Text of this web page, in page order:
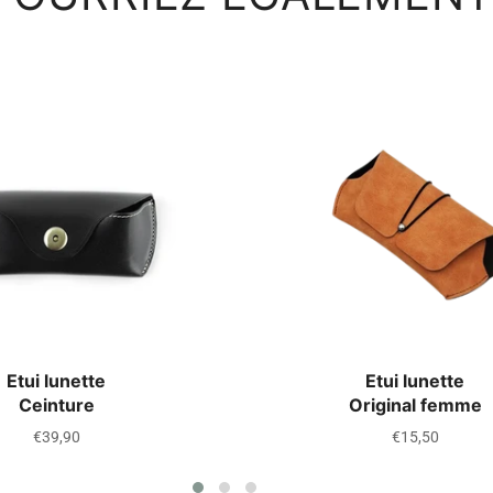
Etui lunette
Ceinture
Prix
€39,90
Etui lunette
Original femme
Prix
€15,50